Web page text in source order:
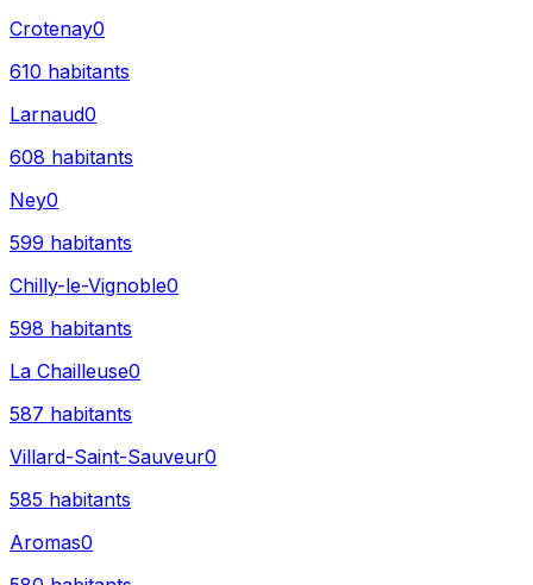
Crotenay0
610 habitants
Larnaud0
608 habitants
Ney0
599 habitants
Chilly-le-Vignoble0
598 habitants
La Chailleuse0
587 habitants
Villard-Saint-Sauveur0
585 habitants
Aromas0